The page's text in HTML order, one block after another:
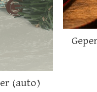
(auto)